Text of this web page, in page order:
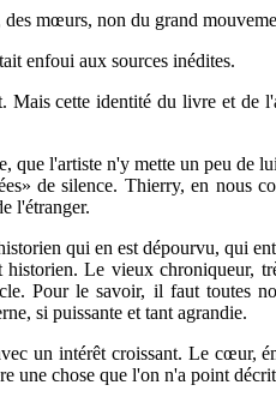
mœurs, non du grand
enfoui aux sources inédites.
cette identité du livre et de
l'artiste n'y mette un peu de
de silence. Thierry, en
l'étranger.
qui en est dépourvu, qui
Le vieux chroniqueur,
Pour le savoir, il faut toutes
si puissante et tant agrandie.
un intérêt croissant. Le
une chose que l'on n'a point